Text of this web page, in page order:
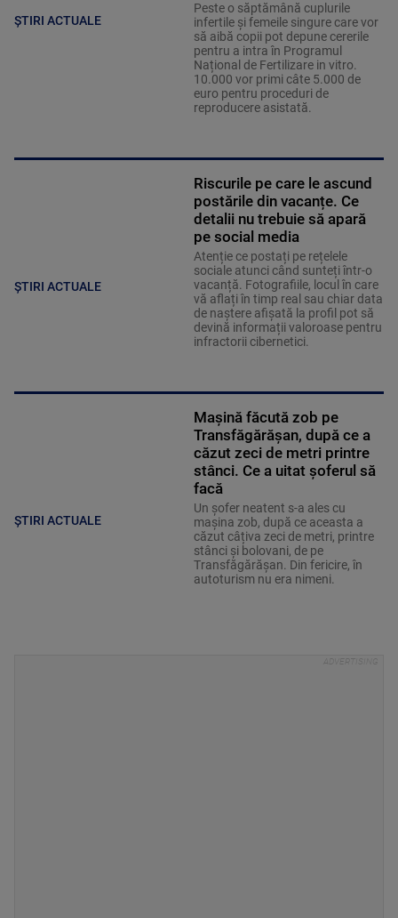
ȘTIRI ACTUALE
Peste o săptămână cuplurile
infertile și femeile singure care vor
să aibă copii pot depune cererile
pentru a intra în Programul
Național de Fertilizare in vitro.
10.000 vor primi câte 5.000 de
euro pentru proceduri de
reproducere asistată.
ȘTIRI ACTUALE
Riscurile pe care le ascund
postările din vacanțe. Ce
detalii nu trebuie să apară
pe social media
Atenție ce postați pe rețelele
sociale atunci când sunteți într-o
vacanță. Fotografiile, locul în care
vă aflați în timp real sau chiar data
de naștere afișată la profil pot să
devină informații valoroase pentru
infractorii cibernetici.
ȘTIRI ACTUALE
Mașină făcută zob pe
Transfăgărășan, după ce a
căzut zeci de metri printre
stânci. Ce a uitat șoferul să
facă
Un șofer neatent s-a ales cu
mașina zob, după ce aceasta a
căzut câțiva zeci de metri, printre
stânci și bolovani, de pe
Transfăgărășan. Din fericire, în
autoturism nu era nimeni.